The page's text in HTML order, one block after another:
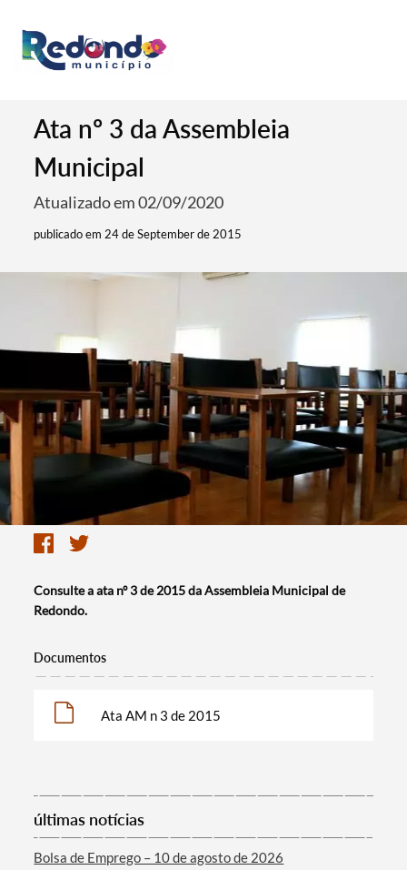
Ata nº 3 da Assembleia
Municipal
Atualizado em 02/09/2020
publicado em 24 de September de 2015
Consulte a ata nº 3 de 2015 da Assembleia Municipal de
Redondo.
Documentos
Ata AM n 3 de 2015
últimas notícias
Bolsa de Emprego – 10 de agosto de 2026